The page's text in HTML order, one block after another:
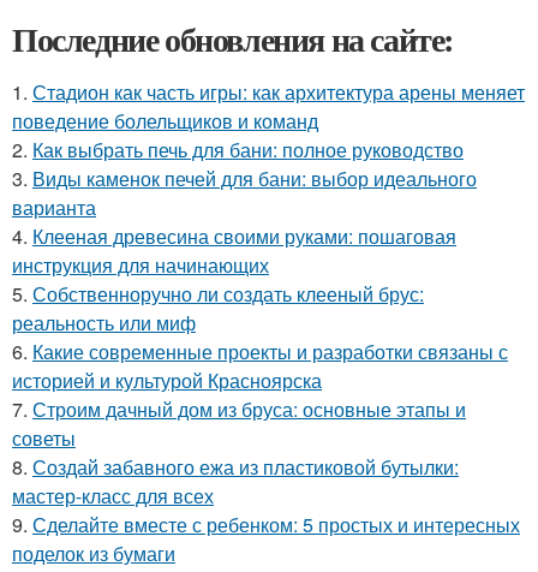
Последние обновления на сайте:
1. Стадион как часть игры: как архитектура арены меняет
поведение болельщиков и команд
2. Как выбрать печь для бани: полное руководство
3. Виды каменок печей для бани: выбор идеального
варианта
4. Клееная древесина своими руками: пошаговая
инструкция для начинающих
5. Собственноручно ли создать клееный брус:
реальность или миф
6. Какие современные проекты и разработки связаны с
историей и культурой Красноярска
7. Строим дачный дом из бруса: основные этапы и
советы
8. Создай забавного ежа из пластиковой бутылки:
мастер-класс для всех
9. Сделайте вместе с ребенком: 5 простых и интересных
поделок из бумаги